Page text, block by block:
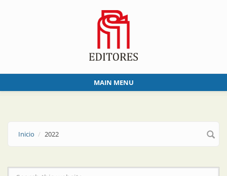
MAIN MENU
Inicio 2022